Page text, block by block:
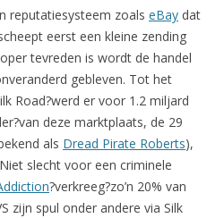
reputatiesysteem zoals eBay dat
eerst een kleine zending
tevreden is wordt de handel
gebleven. Tot het
Road?werd er voor 1.2 miljard
deze marktplaats, de 29
als Dread Pirate Roberts),
slecht voor een criminele
?verkreeg?zo’n 20% van
zijn spul onder andere via Silk